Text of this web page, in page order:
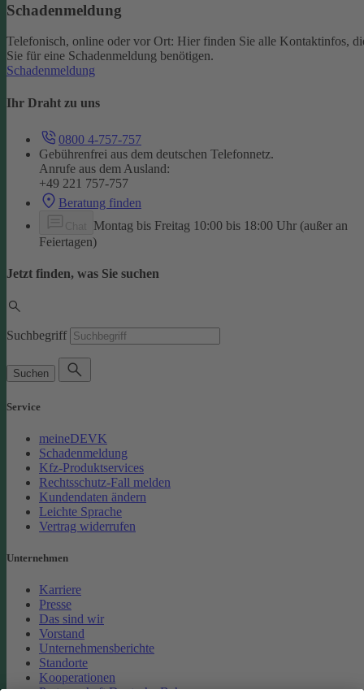
Schadenmeldung
Telefonisch, online oder vor Ort: Hier finden Sie alle Kontaktinfos,
Sie für eine Schadenmeldung benötigen.
Schadenmeldung
Ihr Draht zu uns
0800 4-757-757
Gebührenfrei aus dem deutschen Telefonnetz.
Anrufe aus dem Ausland:
+49 221 757-757
Beratung finden
Montag bis Freitag 10:00 bis 18:00 Uhr (außer an
Feiertagen)
Jetzt finden, was Sie suchen
Suchbegriff
Suchen
Service
meineDEVK
Schadenmeldung
Kfz-Produktservices
Rechtsschutz-Fall melden
Kundendaten ändern
Leichte Sprache
Vertrag widerrufen
Unternehmen
Karriere
Presse
Das sind wir
Vorstand
Unternehmensberichte
Standorte
Kooperationen